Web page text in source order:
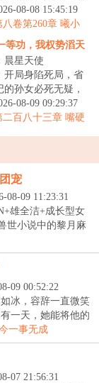
，是一道法则，那
的、淘汰的，都将
回的...
08-08 15:45:19
八卷第260章 曦小
1）
等功，我权势滔天
晨星天使
开局身陷死局，省
的孙女必死无疑，
对正义的警察，要
上权力巅峰？...
08-09 09:29:37
二百八十三章 嘴硬
宠
08-09 11:23:31
雄全洁+成长型女
世小说中的黎月麻
09 00:52:22
冰，容辞一直微笑
一天，她能将他的
一事无成
07 21:56:31